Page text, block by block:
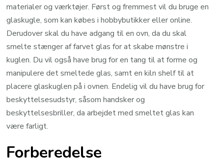
materialer og værktøjer. Først og fremmest vil du bruge en
glaskugle, som kan købes i hobbybutikker eller online.
Derudover skal du have adgang til en ovn, da du skal
smelte stænger af farvet glas for at skabe mønstre i
kuglen. Du vil også have brug for en tang til at forme og
manipulere det smeltede glas, samt en kiln shelf til at
placere glaskuglen på i ovnen. Endelig vil du have brug for
beskyttelsesudstyr, såsom handsker og
beskyttelsesbriller, da arbejdet med smeltet glas kan
være farligt.
Forberedelse